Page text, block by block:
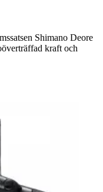
Shimano Deore
kraft och